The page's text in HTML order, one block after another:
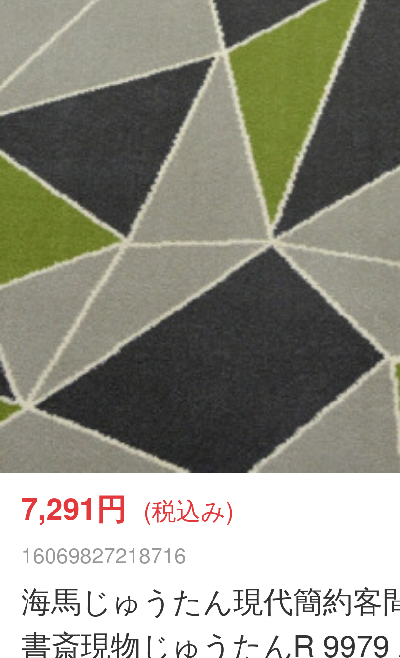
7,291円 (税込み)
16069827218716
海馬じゅうたん現代簡約客
書斎現物じゅうたんR